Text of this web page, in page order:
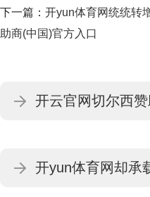
下一篇： 开yun体育网统统转
助商(中国)官方入口
开云官网切尔西
助商(中国)官方入
开yun体育网却承